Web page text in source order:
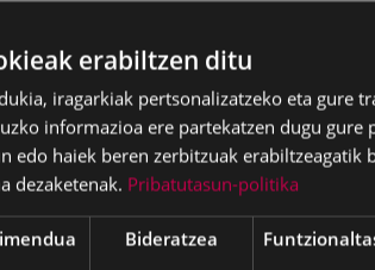
erabiltzen ditu
iragarkiak pertsonalizatzeko eta gure
informazioa ere partekatzen dugu gure
edo haiek beren zerbitzuak erabiltzeagatik
dezaketenak. Pribatutasun-politika
Bideratzea